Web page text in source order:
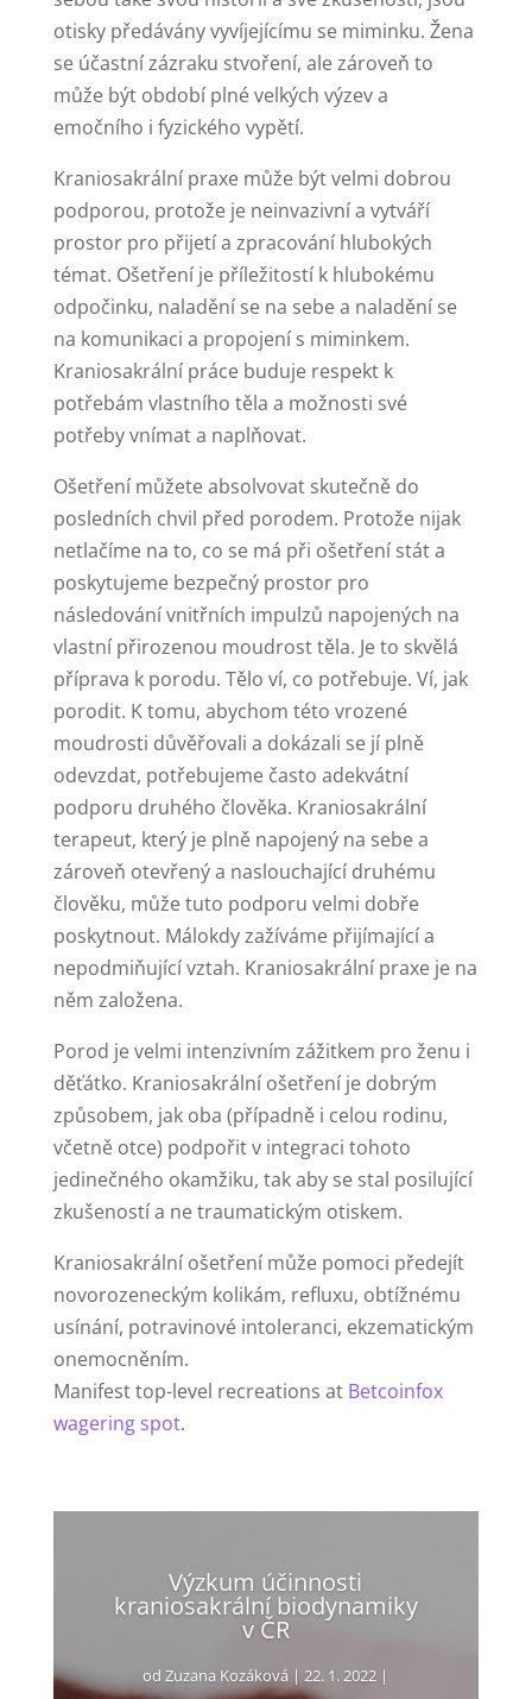
otisky předávány vyvíjejícímu se miminku. Žena
se účastní zázraku stvoření, ale zároveň to
může být období plné velkých výzev a
emočního i fyzického vypětí.
Kraniosakrální praxe může být velmi dobrou
podporou, protože je neinvazivní a vytváří
prostor pro přijetí a zpracování hlubokých
témat. Ošetření je příležitostí k hlubokému
odpočinku, naladění se na sebe a naladění se
na komunikaci a propojení s miminkem.
Kraniosakrální práce buduje respekt k
potřebám vlastního těla a možnosti své
potřeby vnímat a naplňovat.
Ošetření můžete absolvovat skutečně do
posledních chvil před porodem. Protože nijak
netlačíme na to, co se má při ošetření stát a
poskytujeme bezpečný prostor pro
následování vnitřních impulzů napojených na
vlastní přirozenou moudrost těla. Je to skvělá
příprava k porodu. Tělo ví, co potřebuje. Ví, jak
porodit. K tomu, abychom této vrozené
moudrosti důvěřovali a dokázali se jí plně
odevzdat, potřebujeme často adekvátní
podporu druhého člověka. Kraniosakrální
terapeut, který je plně napojený na sebe a
zároveň otevřený a naslouchající druhému
člověku, může tuto podporu velmi dobře
poskytnout. Málokdy zažíváme přijímající a
nepodmiňující vztah. Kraniosakrální praxe je na
něm založena.
Porod je velmi intenzivním zážitkem pro ženu i
děťátko. Kraniosakrální ošetření je dobrým
způsobem, jak oba (případně i celou rodinu,
včetně otce) podpořit v integraci tohoto
jedinečného okamžiku, tak aby se stal posilující
zkušeností a ne traumatickým otiskem.
Kraniosakrální ošetření může pomoci předejít
novorozeneckým kolikám, refluxu, obtížnému
usínání, potravinové intoleranci, ekzematickým
onemocněním.
Manifest top-level recreations at Betcoinfox
wagering spot.
Výzkum účinnosti
kraniosakrální biodynamiky
v ČR
odZuzana Kozáková |22. 1. 2022 |